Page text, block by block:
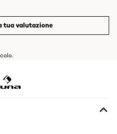
tua valutazione